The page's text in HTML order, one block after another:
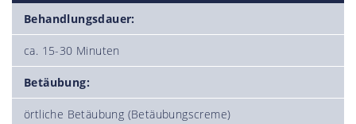
Behandlungsdauer:
ca. 15-30 Minuten
Betäubung:
örtliche Betäubung (Betäubungscreme)